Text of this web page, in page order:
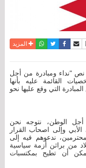
للطباعة
حفظ الموضوع
أرسل الى صديق
فيسبوكتويترواتسابالمزيد
"نداء ومبادرة من أجل
القائمة عليه بأنها
التي وقع عليها نحو
أجل الوطن، نتوجه نحن
وإلى اصحاب القرار
ندعوهم فيه إلى
من براثن أزمة سياسية
أن تطيح بمكتسبات